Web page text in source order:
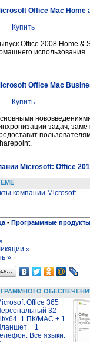
Office Mac Home
Купить
Office 2008 Home &
использования.
Office Mac
Купить
задач,
Microsoft: Office
компании Microsoft
- Программные продукты
»
»
Office 365
32-
x64. 1 ПК/MAC + 1
+ 1
Все языки.